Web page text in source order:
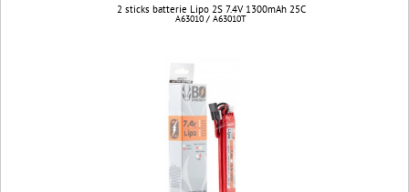
2 sticks batterie Lipo 2S 7.4V 1300mAh 25C
A63010 / A63010T